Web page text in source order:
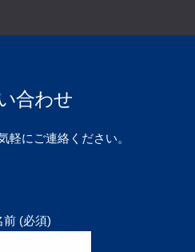
合わせ
軽にご連絡ください。
前 (必須)